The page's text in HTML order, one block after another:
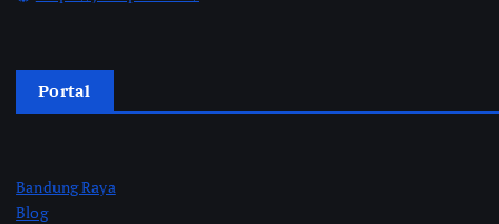
Portal
Bandung Raya
Blog